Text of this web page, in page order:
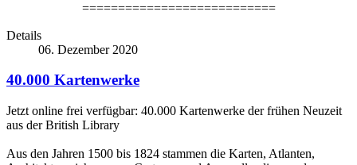
===========================
Details
06. Dezember 2020
40.000 Kartenwerke
Jetzt online frei verfügbar: 40.000 Kartenwerke der frühen Neuzeit
aus der British Library
Aus den Jahren 1500 bis 1824 stammen die Karten, Atlanten,